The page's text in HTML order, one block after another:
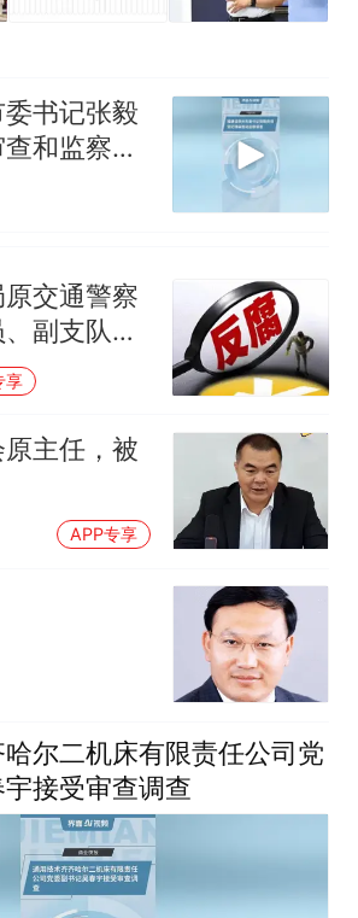
书记张毅
和监察调
交通警察
副支队长
审查和监
享
主任，被
APP专享
尔二机床有限责任公司党
接受审查调查